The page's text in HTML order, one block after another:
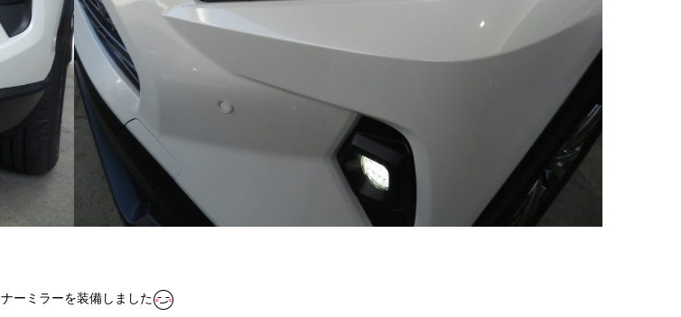
ーミラーを装備しました